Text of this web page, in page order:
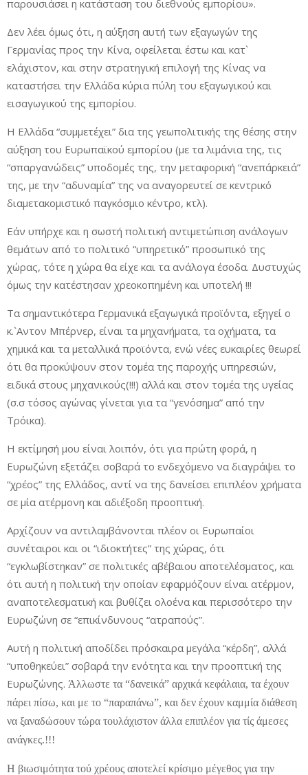
παρουσιάσει η κατάσταση του διεθνούς εμπορίου».
Δεν λέει όμως ότι, η αύξηση αυτή των εξαγωγών της
Γερμανίας προς την Κίνα, οφείλεται έστω και κατ`
ελάχιστον, και στην στρατηγική επιλογή της Κίνας να
καταστήσει την Ελλάδα κύρια πύλη του εξαγωγικού και
εισαγωγικού της εμπορίου.
Η Ελλάδα “συμμετέχει” δια της γεωπολιτικής της θέσης στην
αύξηση του Ευρωπαϊκού εμπορίου (με τα λιμάνια της, τις
“σπαργανώδεις” υποδομές της, την μεταφορική “ανεπάρκειά”
της, με την “αδυναμία” της να αναγορευτεί σε κεντρικό
διαμετακομιστικό παγκόσμιο κέντρο, κτλ).
Εάν υπήρχε και η σωστή πολιτική αντιμετώπιση ανάλογων
θεμάτων από το πολιτικό “υπηρετικό” προσωπικό της
χώρας, τότε η χώρα θα είχε και τα ανάλογα έσοδα. Δυστυχώς
όμως την κατέστησαν χρεοκοπημένη και υποτελή !!!
Τα σημαντικότερα Γερμανικά εξαγωγικά προϊόντα, εξηγεί ο
κ.`Αντον Μπέρνερ, είναι τα μηχανήματα, τα οχήματα, τα
χημικά και τα μεταλλικά προϊόντα, ενώ νέες ευκαιρίες θεωρεί
ότι θα προκύψουν στον τομέα της παροχής υπηρεσιών,
ειδικά στους μηχανικούς(!!!) αλλά και στον τομέα της υγείας
(σ.σ τόσος αγώνας γίνεται για τα “γενόσημα” από την
Τρόικα).
Η εκτίμησή μου είναι λοιπόν, ότι για πρώτη φορά, η
Ευρωζώνη εξετάζει σοβαρά το ενδεχόμενο να διαγράψει το
“χρέος” της Ελλάδος, αντί να της δανείσει επιπλέον χρήματα
σε μία ατέρμονη και αδιέξοδη προοπτική.
Αρχίζουν να αντιλαμβάνονται πλέον οι Ευρωπαίοι
συνέταιροι και οι “ιδιοκτήτες” της χώρας, ότι
“εγκλωβίστηκαν” σε πολιτικές αβέβαιου αποτελέσματος, και
ότι αυτή η πολιτική την οποίαν εφαρμόζουν είναι ατέρμον,
αναποτελεσματική και βυθίζει ολοένα και περισσότερο την
Ευρωζώνη σε “επικίνδυνους “ατραπούς”.
Αυτή η πολιτική αποδίδει πρόσκαιρα μεγάλα “κέρδη”, αλλά
“υποθηκεύει” σοβαρά την ενότητα και την προοπτική της
Ευρωζώνης. Άλλωστε τα “δανεικά” αρχικά κεφάλαια, τα έχουν
πάρει πίσω, και με το “παραπάνω”, και δεν έχουν καμμία διάθεση
να ξαναδώσουν τώρα τουλάχιστον άλλα επιπλέον για τίς άμεσες
ανάγκες.!!!
Η βιωσιμότητα τού χρέους αποτελεί κρίσιμο μέγεθος για την